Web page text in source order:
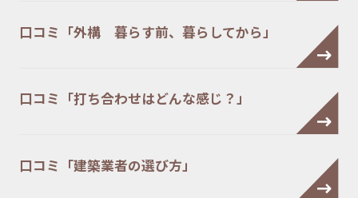
口コミ「外構 暮らす前、暮らしてから」
口コミ「打ち合わせはどんな感じ？」
口コミ「建築業者の選び方」